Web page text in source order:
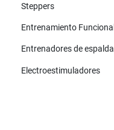
Steppers
Entrenamiento Funcional
Entrenadores de espalda
Electroestimuladores